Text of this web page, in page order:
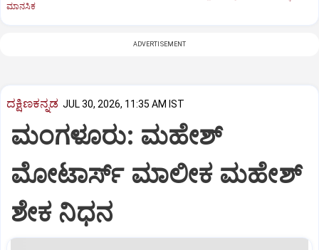
ಮಾನಸಿಕ
ADVERTISEMENT
ದಕ್ಷಿಣಕನ್ನಡ JUL 30, 2026, 11:35 AM IST
ಮಂಗಳೂರು: ಮಹೇಶ್‌
ಮೋಟಾರ್ಸ್‌ ಮಾಲೀಕ ಮಹೇಶ್‌
ಶೇಕ ನಿಧನ